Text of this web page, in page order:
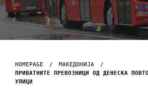
HOMEPAGE
МАКЕДОНИЈА
ПРИВАТНИТЕ ПРЕВОЗНИЦИ ОД ДЕНЕСКА
УЛИЦИ